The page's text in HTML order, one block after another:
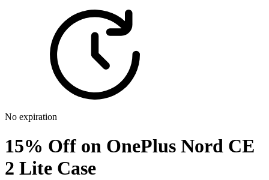
No expiration
15% Off on OnePlus Nord CE
2 Lite Case